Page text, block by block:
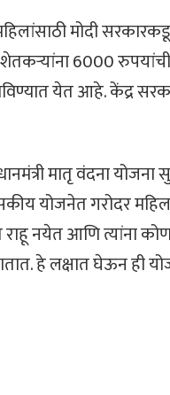
मोदी
शेतकऱ्यांना 6000
येत आहे. केंद्र
मातृ वंदना
योजनेत गरोदर
नयेत आणि त्यांना
हे लक्षात घेऊन